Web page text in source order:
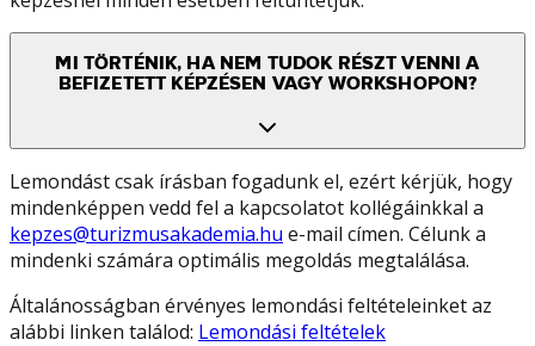
MI TÖRTÉNIK, HA NEM TUDOK RÉSZT VENNI A
BEFIZETETT KÉPZÉSEN VAGY WORKSHOPON?
Lemondást csak írásban fogadunk el, ezért kérjük, hogy
mindenképpen vedd fel a kapcsolatot kollégáinkkal a
kepzes@turizmusakademia.hu e-mail címen. Célunk a
mindenki számára optimális megoldás megtalálása.
Általánosságban érvényes lemondási feltételeinket az
alábbi linken találod: Lemondási feltételek